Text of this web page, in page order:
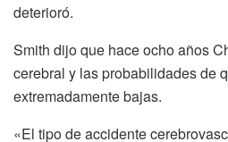
deterioró.
Smith dijo que hace ocho años
cerebral y las probabilidades de
extremadamente bajas.
«El tipo de accidente